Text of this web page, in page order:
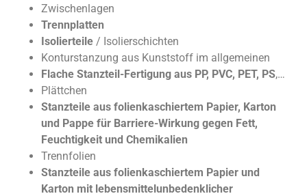
Zwischenlagen
Trennplatten
Isolierteile / Isolierschichten
Konturstanzung aus Kunststoff im allgemeinen
Flache Stanzteil-Fertigung aus PP, PVC, PET, PS,…
Plättchen
Stanzteile aus folienkaschiertem Papier, Karton
und Pappe für Barriere-Wirkung gegen Fett,
Feuchtigkeit und Chemikalien
Trennfolien
Stanzteile aus folienkaschiertem Papier und
Karton mit lebensmittelunbedenklicher